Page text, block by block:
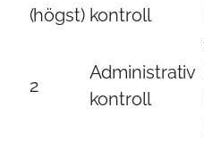
(högst) kontroll
2
Administrativ
kontroll